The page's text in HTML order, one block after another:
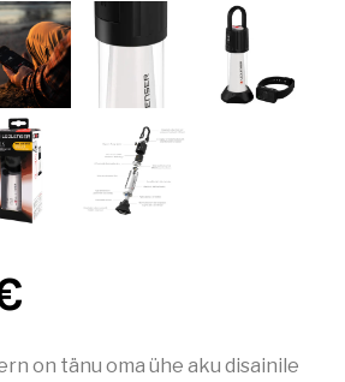
on tänu oma ühe aku disainile